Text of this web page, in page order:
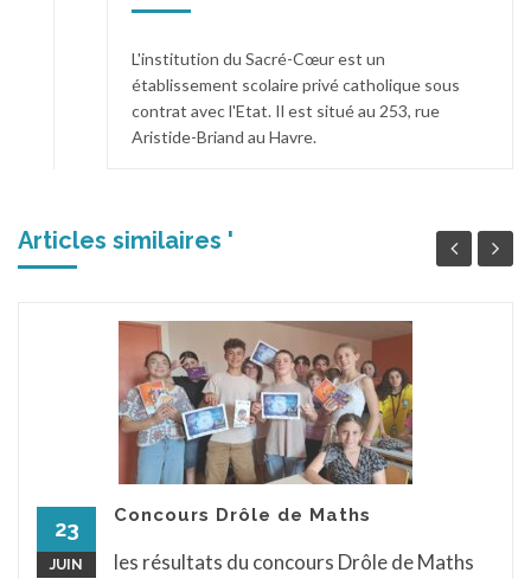
L'institution du Sacré-Cœur est un
établissement scolaire privé catholique sous
contrat avec l'Etat. Il est situé au 253, rue
Aristide-Briand au Havre.
Articles similaires '
23
JUIN
Concours Drôle de Maths
les résultats du concours Drôle de Maths